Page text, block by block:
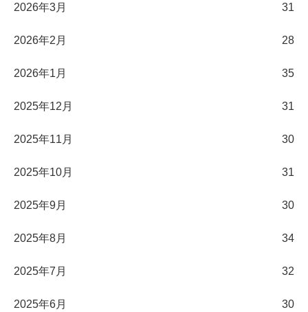
2026年3月 31
2026年2月 28
2026年1月 35
2025年12月 31
2025年11月 30
2025年10月 31
2025年9月 30
2025年8月 34
2025年7月 32
2025年6月 30